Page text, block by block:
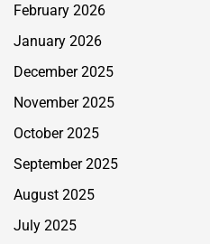
February 2026
January 2026
December 2025
November 2025
October 2025
September 2025
August 2025
July 2025